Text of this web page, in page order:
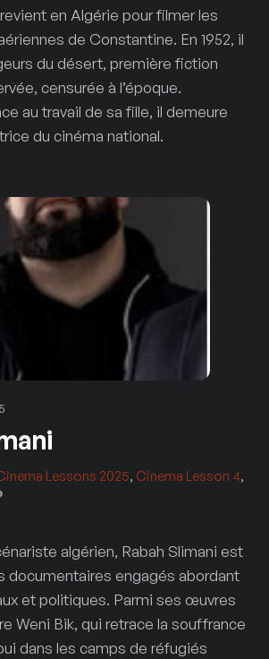
en Algérie pour filmer les
de Constantine. En 1952, il
du désert, première fiction
censurée à l’époque.
au travail de sa fille, il demeure
du cinéma national.
Lessons 2025, Cinema Lesson 4,
algérien, Rabah Slimani est
documentaires engagés abordant
et politiques. Parmi ses œuvres
Weni Bik, qui retrace la souffrance
dans les camps de réfugiés